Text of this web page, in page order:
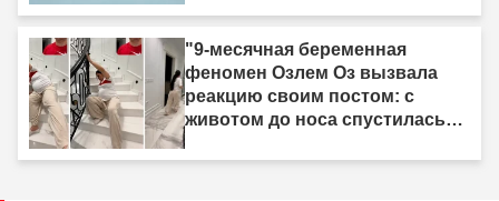
"9-месячная беременная
феномен Озлем Оз вызвала
реакцию своим постом: с
животом до носа спустилась